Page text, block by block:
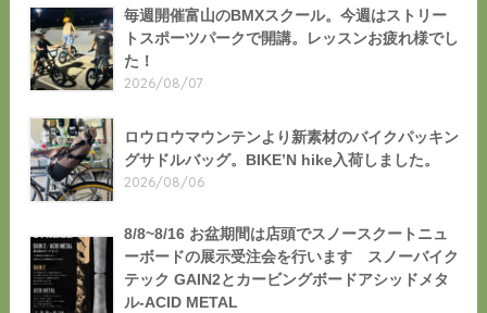
毎週開催富山のBMXスクール。今週はストリー
トスポーツパークで開講。レッスンお疲れ様でし
た！
2026/08/07
ロウロウマウンテンより新素材のバイクパッキン
グサドルバッグ。BIKE’N hike入荷しました。
2026/08/06
8/8~8/16 お盆期間は店頭でスノースクートニュ
ーボードの展示受注会を行います スノーバイク
テック GAIN2とカービングボードアシッドメタ
ル-ACID METAL